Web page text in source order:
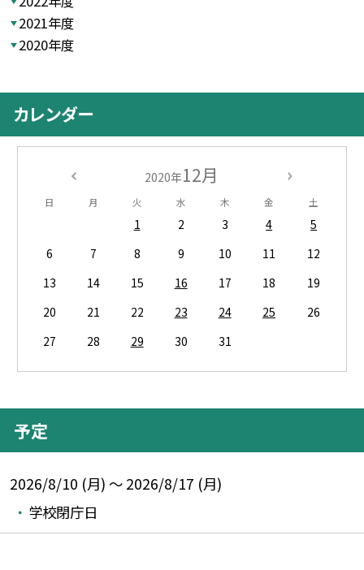
2021年度
2020年度
カレンダー
2020年12月
日 月 火 水 木 金 土
1 2 3 4
5
6
7 8 9 10 11
12
13
14 15 16 17 18
19
20
21 22 23 24 25
26
27
28 29 30 31
予定
2026/8/10 (月) ～ 2026/8/17 (月)
学校閉庁日